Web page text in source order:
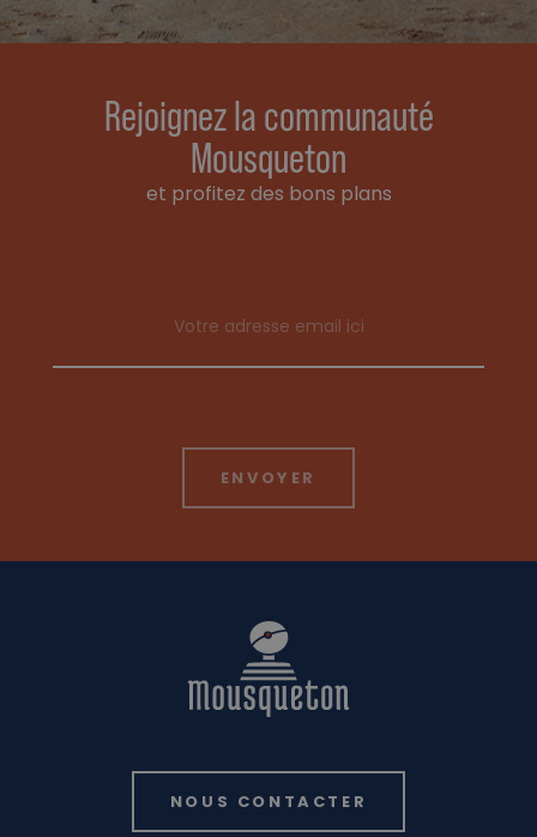
Rejoignez la communauté
Mousqueton
et profitez des bons plans
NOUS CONTACTER